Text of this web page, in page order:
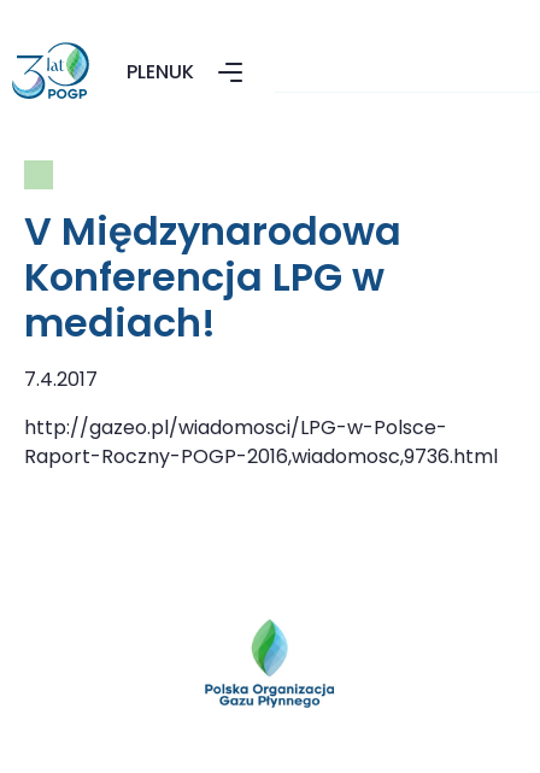
PLENUK
V Międzynarodowa
Konferencja LPG w
mediach!
7.4.2017
http://gazeo.pl/wiadomosci/LPG-w-Polsce-
Raport-Roczny-POGP-2016,wiadomosc,9736.html